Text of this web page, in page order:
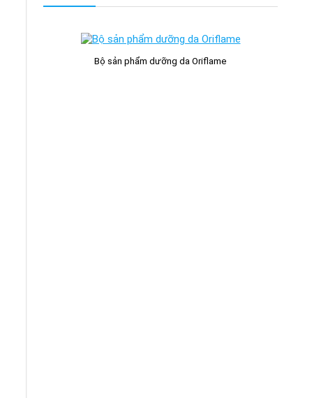
Bộ sản phẩm dưỡng da Oriflame